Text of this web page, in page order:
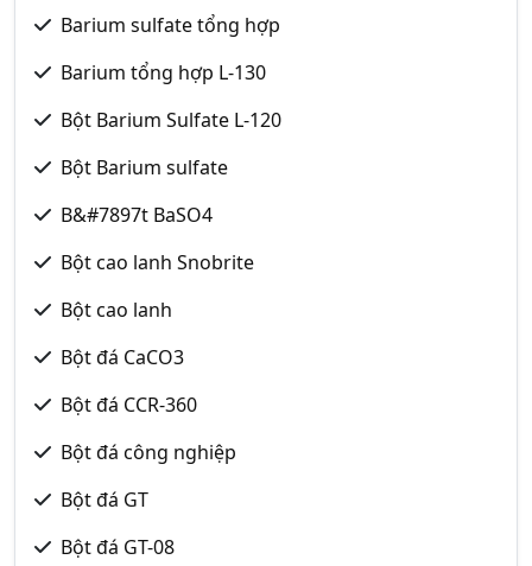
Barium sulfate tổng hợp
Barium tổng hợp L-130
Bột Barium Sulfate L-120
Bột Barium sulfate
B&#7897t BaSO4
Bột cao lanh Snobrite
Bột cao lanh
Bột đá CaCO3
Bột đá CCR-360
Bột đá công nghiệp
Bột đá GT
Bột đá GT-08